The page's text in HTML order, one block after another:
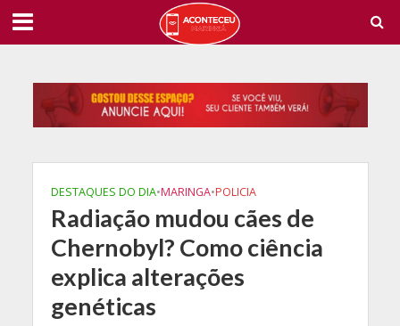
DESTAQUES DO DIA•MARINGA•POLICIA
Radiação mudou cães de
Chernobyl? Como ciência
explica alterações
genéticas